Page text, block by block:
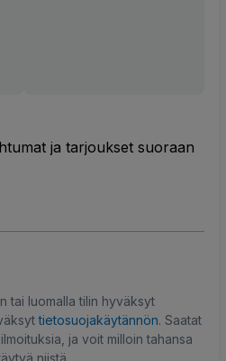
ja tarjoukset suoraan
tai luomalla tilin hyväksyt
tietosuojakäytännön. Saatat
ja voit milloin tahansa
niistä.